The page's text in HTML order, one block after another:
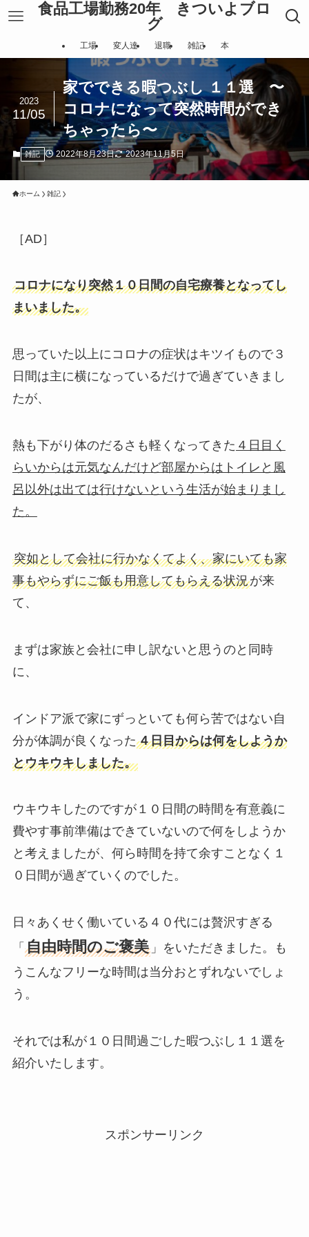
食品工場勤務20年 きついよブロ
グ
工場 変人達 退職 雑記 本
家でできる暇つぶし １１選 〜
コロナになって突然時間ができ
ちゃったら〜
2023
11/05
雑記 2022年8月23日 2023年11月5日
ホーム 雑記
［AD］
コロナになり突然１０日間の自宅療養となってし
まいました。
思っていた以上にコロナの症状はキツイもので３
日間は主に横になっているだけで過ぎていきまし
たが、
熱も下がり体のだるさも軽くなってきた ４日目く
らいからは元気なんだけど部屋からはトイレと風
呂以外は出ては行けないという生活が始まりまし
た。
突如として会社に行かなくてよく、家にいても家
事もやらずにご飯も用意してもらえる状況が来
て、
まずは家族と会社に申し訳ないと思うのと同時
に、
インドア派で家にずっといても何ら苦ではない自
分が体調が良くなった４日目からは何をしようか
とウキウキしました。
ウキウキしたのですが１０日間の時間を有意義に
費やす事前準備はできていないので何をしようか
と考えましたが、何ら時間を持て余すことなく１
０日間が過ぎていくのでした。
日々あくせく働いている４０代には贅沢すぎる
「 自由時間のご褒美」をいただきました。も
うこんなフリーな時間は当分おとずれないでしょ
う。
それでは私が１０日間過ごした暇つぶし１１選を
紹介いたします。
スポンサーリンク